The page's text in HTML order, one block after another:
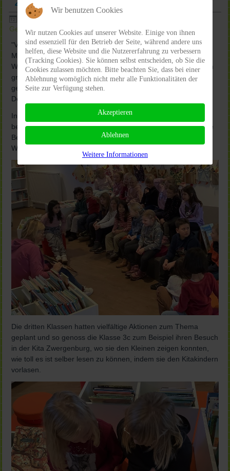
Veröffentlicht: Montag, 24. November 2025 10:48
Geschrieben von Ludgerischule
| Zugriffe: 452
"Vorlesen spricht deine Sprache" - so lautete das diesjährige
Motto des Bundesweiten Vorlesetages in der vergangenen
Woche. Die Ludgerischule nimmt seit vielen Jahren an diesem
größten Vorlesefestes Deutschlands teil, das seit 2004 auf
gemeinsame Initiative von DIE ZEIT, Stiftung Lesen und der
Deutsche Bahn Stiftung initiiert wird.
In allen Klassen fanden vielfältige Vorleseaktionen statt. So
besuchten alle 2. Klassen die Pfarrbücherei St. Anna, wo Anne
Bellinvia den Kindern aus „Pippilothek“ und „Die große
Wörterfabrik“ vorlas und die Bücherei erkundet werden durfte.
Die dritten Klassen hatten vielfältige Aktionen zum Thema
geplant und so genoss die Klasse 3c zum Beispiel ihren Besuch
in der Kita Zwergenburg, wo sie den Kleinen zeigen konnten,
wie toll es ist selber lesen zu können, indem sie den Kitakindern
vorlasen.
Wir benutzen Cookies
Wir nutzen Cookies auf unserer Website. Einige von ihnen
sind essenziell für den Betrieb der Seite, während andere uns
helfen, diese Website und die Nutzererfahrung zu verbessern
(Tracking Cookies). Sie können selbst entscheiden, ob Sie die
Cookies zulassen möchten. Bitte beachten Sie, dass bei einer
Ablehnung womöglich nicht mehr alle Funktionalitäten der
Seite zur Verfügung stehen.
Akzeptieren
Ablehnen
Weitere Informationen